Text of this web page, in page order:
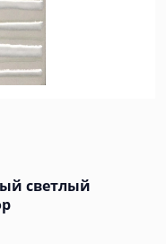
светлый